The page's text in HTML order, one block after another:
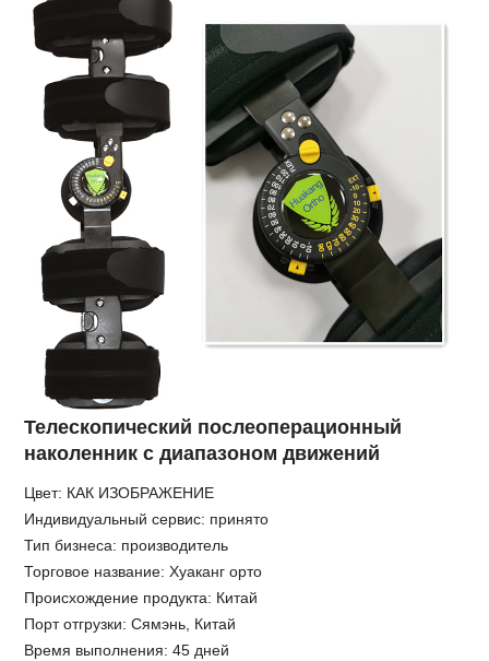
Телескопический послеоперационный
наколенник с диапазоном движений
Цвет: КАК ИЗОБРАЖЕНИЕ
Индивидуальный сервис: принято
Тип бизнеса: производитель
Торговое название: Хуаканг орто
Происхождение продукта: Китай
Порт отгрузки: Сямэнь, Китай
Время выполнения: 45 дней